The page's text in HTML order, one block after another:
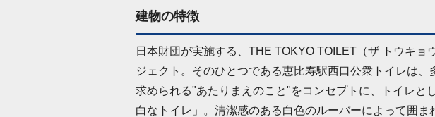
建物の特徴
日本財団が実施する、THE TOKYO TOILET（ザ トウキ
ジェクト。そのひとつである恵比寿駅西口公衆トイレは
求められる"あたりまえのこと"をコンセプトに、トイレと
白なトイレ」。清潔感のある白色のルーバーによって囲